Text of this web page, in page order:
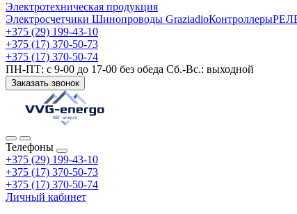
Электротехническая продукция
Электросчетчики Шинопроводы GraziadioКонтроллеры
+375 (29) 199-43-10
+375 (17) 370-50-73
+375 (17) 370-50-74
ПН-ПТ: с 9-00 до 17-00 без обеда Сб.-Вс.: выходной
Заказать звонок
Телефоны
+375 (29) 199-43-10
+375 (17) 370-50-73
+375 (17) 370-50-74
Личный кабинет